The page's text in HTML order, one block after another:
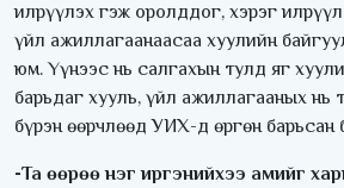
илрүүлэх гэж оролддог, хэрэг
үйл ажиллагаанаасаа хуулийн
юм. Үүнээс нь салгахын тулд яг
барьдаг хууль, үйл ажиллагааных нь
бүрэн өөрчлөөд УИХ-д өргөн барьсан
-Та өөрөө нэг иргэнийхээ амийг